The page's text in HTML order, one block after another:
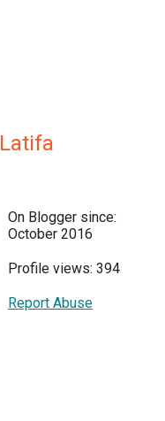
Latifa
On Blogger since:
October 2016
Profile views: 394
Report Abuse